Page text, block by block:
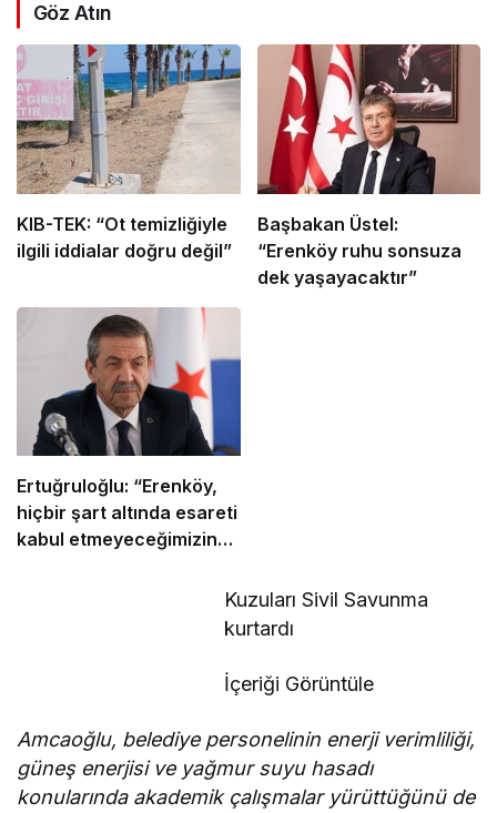
Göz Atın
KIB-TEK: “Ot temizliğiyle
ilgili iddialar doğru değil”
Başbakan Üstel:
“Erenköy ruhu sonsuza
dek yaşayacaktır”
Ertuğruloğlu: “Erenköy,
hiçbir şart altında esareti
kabul etmeyeceğimizin
Kuzuları Sivil Savunma
kurtardı
İçeriği Görüntüle
Amcaoğlu, belediye personelinin enerji verimliliği,
güneş enerjisi ve yağmur suyu hasadı
konularında akademik çalışmalar yürüttüğünü de